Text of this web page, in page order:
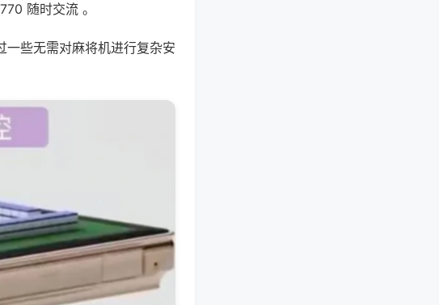
随时交流 。
一些无需对麻将机进行复杂安